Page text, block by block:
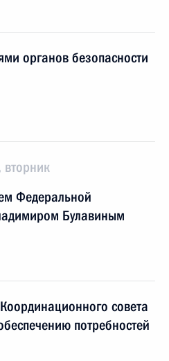
органов безопасности
Федеральной
Булавиным
совета
потребностей